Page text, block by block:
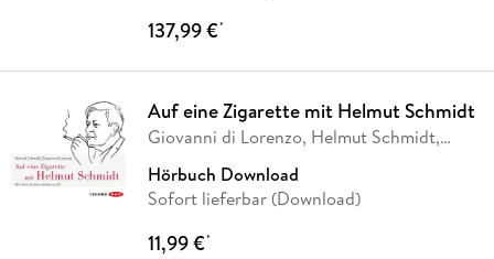
137,99 €*
Auf eine Zigarette mit Helmut Schmidt
Giovanni di Lorenzo, Helmut Schmidt,
Hörbuch Download
Sofort lieferbar (Download)
11,99 €*